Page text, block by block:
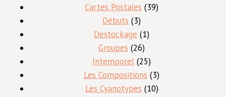
produits
Cartes Postales 3939
Débuts 33
produits
Destockage 11
Groupes 2626
produits
Intemporel 2525
produits
Les Compositions 33
produits
Les Cyanotypes 1010